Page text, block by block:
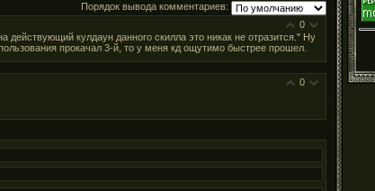
Порядок вывода комментариев:
0
кулдаун данного скилла это никак не отразится." Ну
прокачал 3-й, то у меня кд ощутимо быстрее прошел.
0